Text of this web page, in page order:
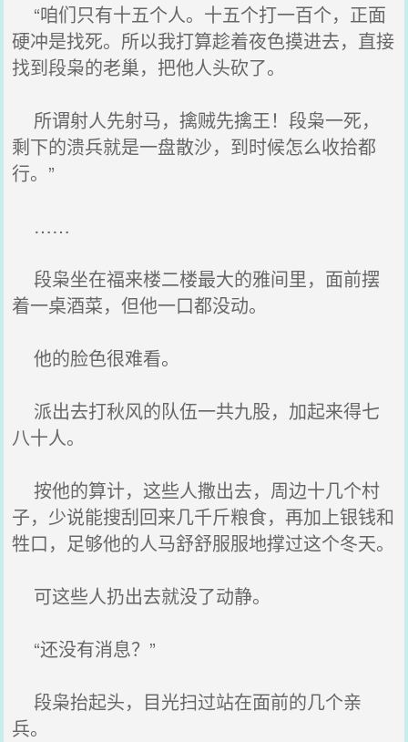
“咱们只有十五个人。十五个打一百个，正面
硬冲是找死。所以我打算趁着夜色摸进去，直接
找到段枭的老巢，把他人头砍了。
所谓射人先射马，擒贼先擒王！段枭一死，
剩下的溃兵就是一盘散沙，到时候怎么收拾都
行。”
……
段枭坐在福来楼二楼最大的雅间里，面前摆
着一桌酒菜，但他一口都没动。
他的脸色很难看。
派出去打秋风的队伍一共九股，加起来得七
八十人。
按他的算计，这些人撒出去，周边十几个村
子，少说能搜刮回来几千斤粮食，再加上银钱和
牲口，足够他的人马舒舒服服地撑过这个冬天。
可这些人扔出去就没了动静。
“还没有消息？”
段枭抬起头，目光扫过站在面前的几个亲
兵。